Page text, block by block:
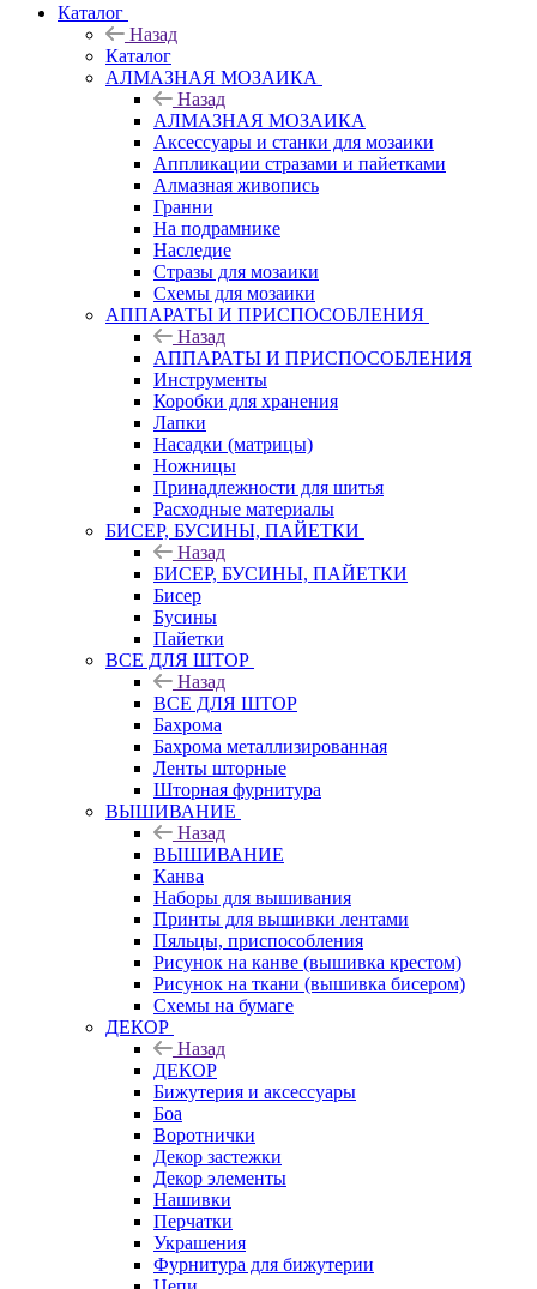
Каталог
Назад
Каталог
АЛМАЗНАЯ МОЗАИКА
Назад
АЛМАЗНАЯ МОЗАИКА
Аксессуары и станки для мозаики
Аппликации стразами и пайетками
Алмазная живопись
Гранни
На подрамнике
Наследие
Стразы для мозаики
Схемы для мозаики
АППАРАТЫ И ПРИСПОСОБЛЕНИЯ
Назад
АППАРАТЫ И ПРИСПОСОБЛЕНИЯ
Инструменты
Коробки для хранения
Лапки
Насадки (матрицы)
Ножницы
Принадлежности для шитья
Расходные материалы
БИСЕР, БУСИНЫ, ПАЙЕТКИ
Назад
БИСЕР, БУСИНЫ, ПАЙЕТКИ
Бисер
Бусины
Пайетки
ВСЕ ДЛЯ ШТОР
Назад
ВСЕ ДЛЯ ШТОР
Бахрома
Бахрома металлизированная
Ленты шторные
Шторная фурнитура
ВЫШИВАНИЕ
Назад
ВЫШИВАНИЕ
Канва
Наборы для вышивания
Принты для вышивки лентами
Пяльцы, приспособления
Рисунок на канве (вышивка крестом)
Рисунок на ткани (вышивка бисером)
Схемы на бумаге
ДЕКОР
Назад
ДЕКОР
Бижутерия и аксессуары
Боа
Воротнички
Декор застежки
Декор элементы
Нашивки
Перчатки
Украшения
Фурнитура для бижутерии